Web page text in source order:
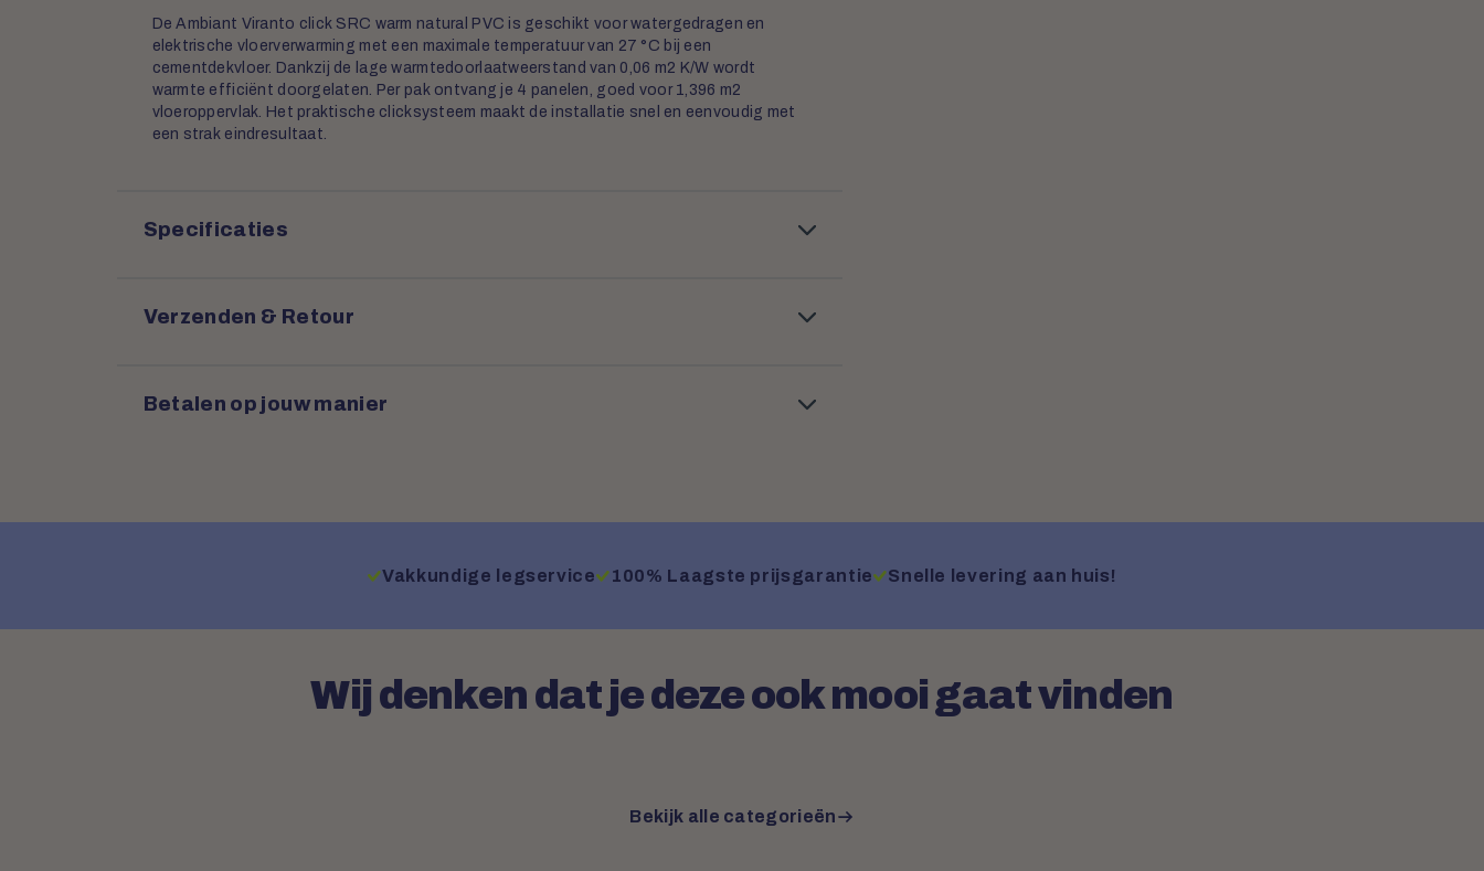
De Ambiant Viranto click SRC warm natural PVC is geschikt voor watergedragen en
elektrische vloerverwarming met een maximale temperatuur van 27 °C bij een
cementdekvloer. Dankzij de lage warmtedoorlaatweerstand van 0,06 m2 K/W wordt
warmte efficiënt doorgelaten. Per pak ontvang je 4 panelen, goed voor 1,396 m2
vloeroppervlak. Het praktische clicksysteem maakt de installatie snel en eenvoudig met
een strak eindresultaat.
Specificaties
Verzenden & Retour
Betalen op jouw manier
Vakkundige legservice 100% Laagste prijsgarantie Snelle levering aan huis!
Wij denken dat je deze ook mooi gaat vinden
Bekijk alle categorieën